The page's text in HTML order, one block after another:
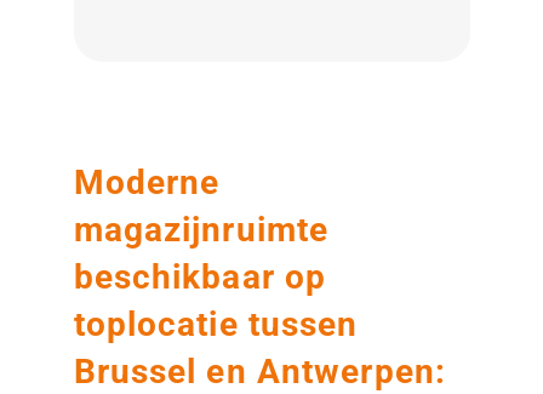
Moderne
magazijnruimte
beschikbaar op
toplocatie tussen
Brussel en Antwerpen: